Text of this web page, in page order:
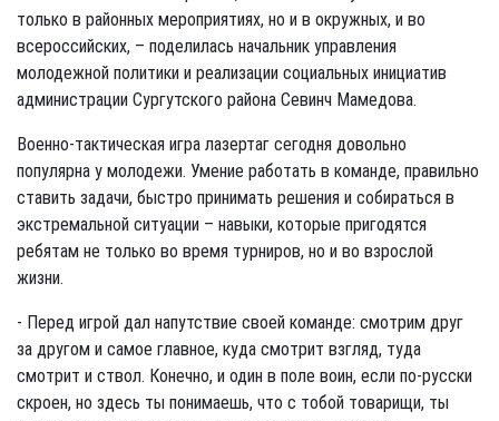
только в районных мероприятиях, но и в окружных, и во
всероссийских, – поделилась начальник управления
молодежной политики и реализации социальных инициатив
администрации Сургутского района Севинч Мамедова.
Военно-тактическая игра лазертаг сегодня довольно
популярна у молодежи. Умение работать в команде, правильно
ставить задачи, быстро принимать решения и собираться в
экстремальной ситуации – навыки, которые пригодятся
ребятам не только во время турниров, но и во взрослой
жизни.
- Перед игрой дал напутствие своей команде: смотрим друг
за другом и самое главное, куда смотрит взгляд, туда
смотрит и ствол. Конечно, и один в поле воин, если по-русски
скроен, но здесь ты понимаешь, что с тобой товарищи, ты